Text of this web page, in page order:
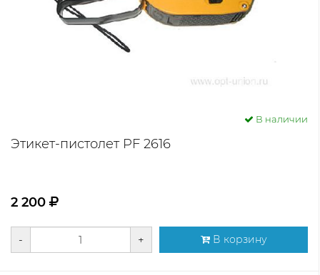
В наличии
Этикет-пистолет PF 2616
2 200
- + В корзину